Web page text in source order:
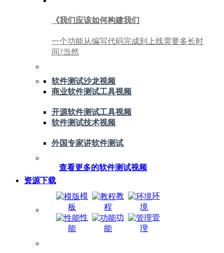
《我们应该如何构建我们
一个功能从编写代码完成到上线需要多长时
间?当然
软件测试沙龙视频
商业软件测试工具视频
开源软件测试工具视频
软件测试技术视频
外国专家讲软件测试
查看更多的软件测试视频
资源下载
模
板
教
程
环
境
性
能
功
能
管
理